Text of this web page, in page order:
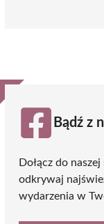
Bądź z
Dołącz do
odkrywaj
wydarzenia w